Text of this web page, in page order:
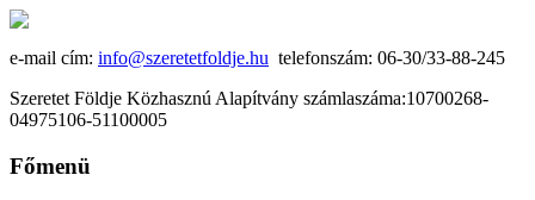
e-mail cím: info@szeretetfoldje.hu telefonszám: 06-30/33-88-245
Szeretet Földje Közhasznú Alapítvány számlaszáma:10700268-
04975106-51100005
Főmenü